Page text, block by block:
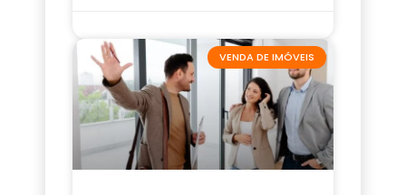
VENDA DE IMÓVEIS